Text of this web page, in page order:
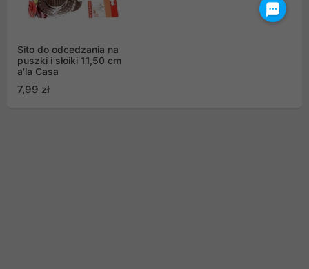
Sito do odcedzania na
puszki i słoiki 11,50 cm
a'la Casa
7,99 zł